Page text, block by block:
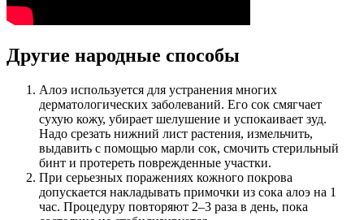
Другие народные способы
Алоэ используется для устранения многих
дерматологических заболеваний. Его сок смягчает
сухую кожу, убирает шелушение и успокаивает зуд.
Надо срезать нижний лист растения, измельчить,
выдавить с помощью марли сок, смочить стерильный
бинт и протереть поврежденные участки.
При серьезных поражениях кожного покрова
допускается накладывать примочки из сока алоэ на 1
час. Процедуру повторяют 2–3 раза в день, пока